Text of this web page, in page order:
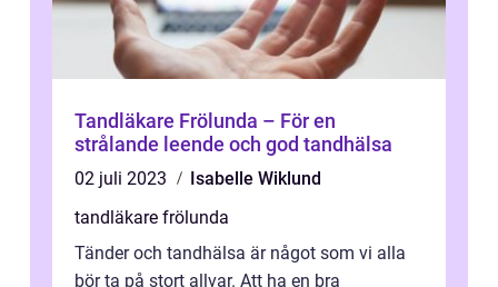
Tandläkare Frölunda – För en
strålande leende och god tandhälsa
02 juli 2023
Isabelle Wiklund
tandläkare frölunda
Tänder och tandhälsa är något som vi alla
bör ta på stort allvar. Att ha en bra